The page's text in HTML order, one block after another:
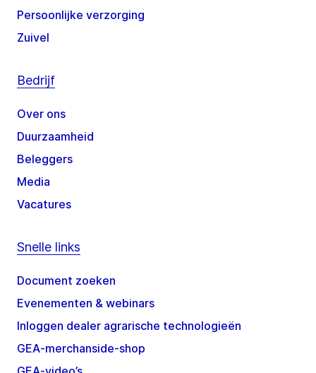
Persoonlijke verzorging
Zuivel
Bedrijf
Over ons
Duurzaamheid
Beleggers
Media
Vacatures
Snelle links
Document zoeken
Evenementen & webinars
Inloggen dealer agrarische technologieën
GEA-merchanside-shop